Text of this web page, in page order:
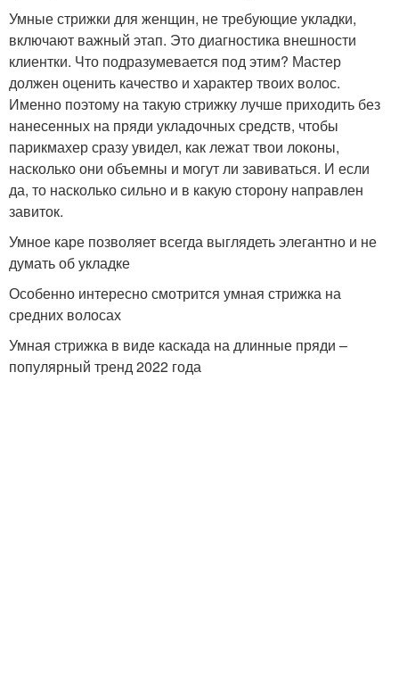
Умные стрижки для женщин, не требующие укладки,
включают важный этап. Это диагностика внешности
клиентки. Что подразумевается под этим? Мастер
должен оценить качество и характер твоих волос.
Именно поэтому на такую стрижку лучше приходить без
нанесенных на пряди укладочных средств, чтобы
парикмахер сразу увидел, как лежат твои локоны,
насколько они объемны и могут ли завиваться. И если
да, то насколько сильно и в какую сторону направлен
завиток.
Умное каре позволяет всегда выглядеть элегантно и не
думать об укладке
Особенно интересно смотрится умная стрижка на
средних волосах
Умная стрижка в виде каскада на длинные пряди –
популярный тренд 2022 года